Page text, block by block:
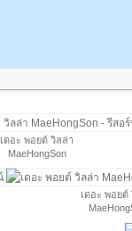
เดอะ พอยต์ วิลล่า
MaeHongSon
เดอะ พอยต์